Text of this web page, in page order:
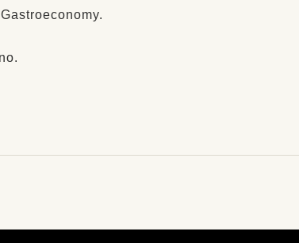
Gastroeconomy.